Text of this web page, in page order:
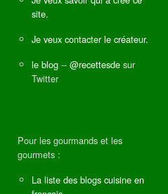
site.
Je veux contacter le créateur.
le blog -- @recettesde sur
Twitter
Pour les gourmands et les
gourmets :
La liste des blogs cuisine en